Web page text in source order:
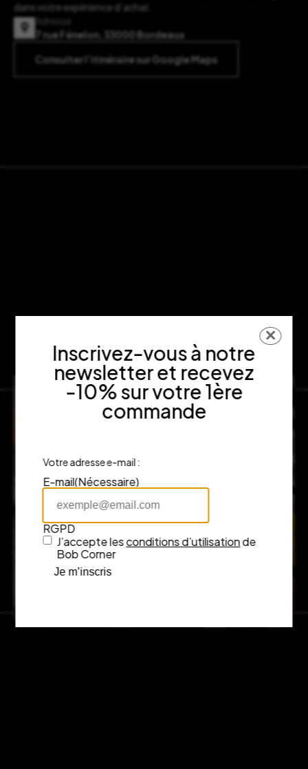
dans votre expérience d’achat.
Adresse
7 rue Fénelon, 33000 Bordeaux
Consulter l’itinéraire sur Google Maps
Inscrivez-vous à notre
newsletter et recevez
-10% sur votre 1ère
commande
Votre adresse e-mail :
E-mail(Nécessaire)
RGPD
J’accepte lesconditions d’utilisationde
Bob Corner
Je m’inscris
✕